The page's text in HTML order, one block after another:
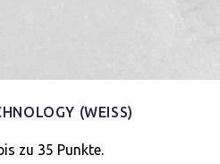
Privatsphäre
(WEISS)
zu 35 Punkte.